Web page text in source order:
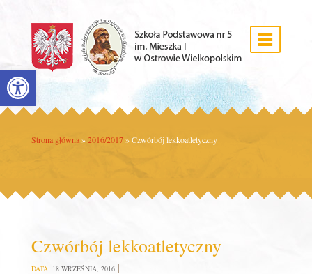
Open toolbar
Strona główna » 2016/2017 »Czwórbój lekkoatletyczny
Czwórbój lekkoatletyczny
DATA: 18 WRZEŚNIA, 2016